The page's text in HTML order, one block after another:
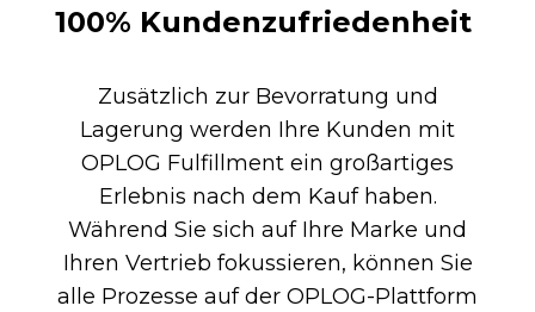
100% Kundenzufriedenheit
Zusätzlich zur Bevorratung und
Lagerung werden Ihre Kunden mit
OPLOG Fulfillment ein großartiges
Erlebnis nach dem Kauf haben.
Während Sie sich auf Ihre Marke und
Ihren Vertrieb fokussieren, können Sie
alle Prozesse auf der OPLOG-Plattform